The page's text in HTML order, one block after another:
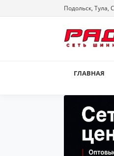
Подольск, Тула,
ГЛАВНАЯ